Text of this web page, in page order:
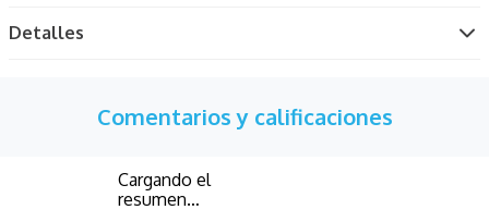
Detalles
Comentarios y calificaciones
Cargando el
resumen…